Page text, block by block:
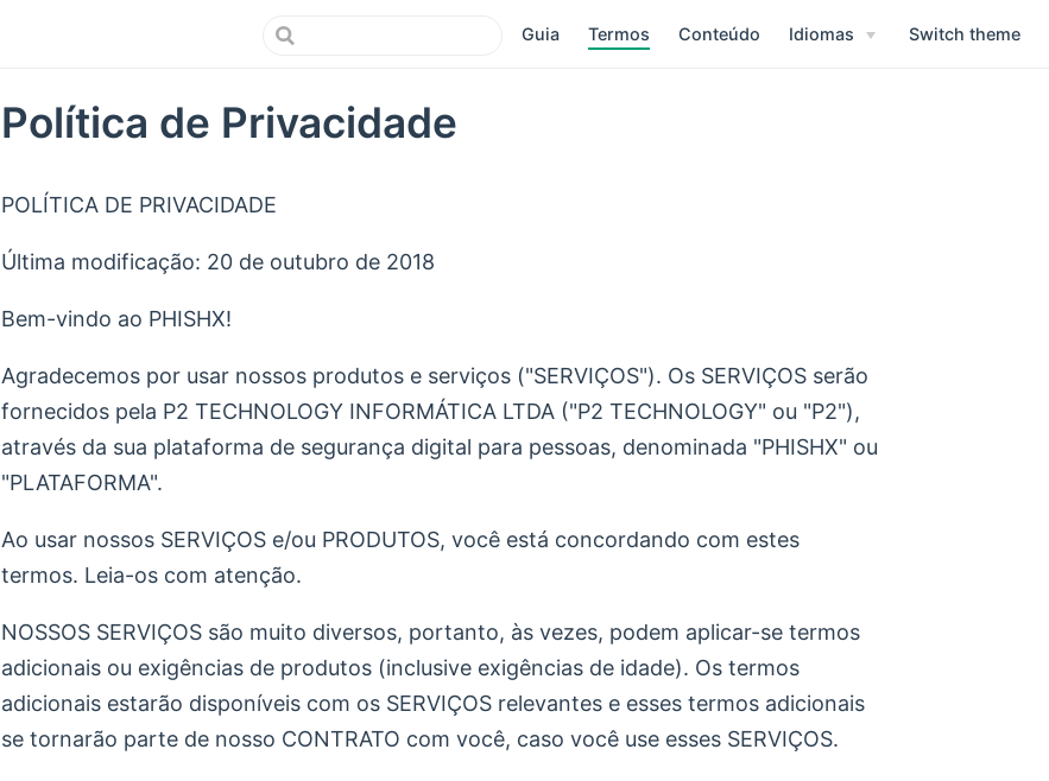
Guia Termos Conteúdo Idiomas Switch theme
Política de Privacidade
POLÍTICA DE PRIVACIDADE
Última modificação: 20 de outubro de 2018
Bem-vindo ao PHISHX!
Agradecemos por usar nossos produtos e serviços ("SERVIÇOS"). Os SERVIÇOS serão
fornecidos pela P2 TECHNOLOGY INFORMÁTICA LTDA ("P2 TECHNOLOGY" ou "P2"),
através da sua plataforma de segurança digital para pessoas, denominada "PHISHX" ou
"PLATAFORMA".
Ao usar nossos SERVIÇOS e/ou PRODUTOS, você está concordando com estes
termos. Leia-os com atenção.
NOSSOS SERVIÇOS são muito diversos, portanto, às vezes, podem aplicar-se termos
adicionais ou exigências de produtos (inclusive exigências de idade). Os termos
adicionais estarão disponíveis com os SERVIÇOS relevantes e esses termos adicionais
se tornarão parte de nosso CONTRATO com você, caso você use esses SERVIÇOS.